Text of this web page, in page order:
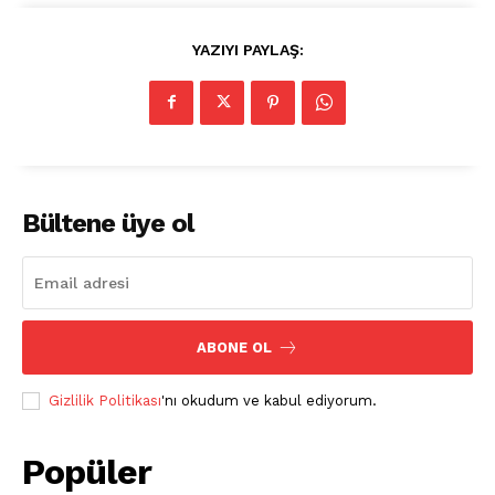
YAZIYI PAYLAŞ:
Bültene üye ol
ABONE OL
Gizlilik Politikası'nı okudum ve kabul ediyorum.
Popüler